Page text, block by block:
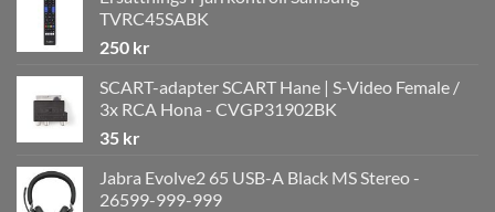
TVRC45SABK
250 kr
SCART-adapter SCART Hane | S-Video Female /
3x RCA Hona - CVGP31902BK
35 kr
Jabra Evolve2 65 USB-A Black MS Stereo -
26599-999-999